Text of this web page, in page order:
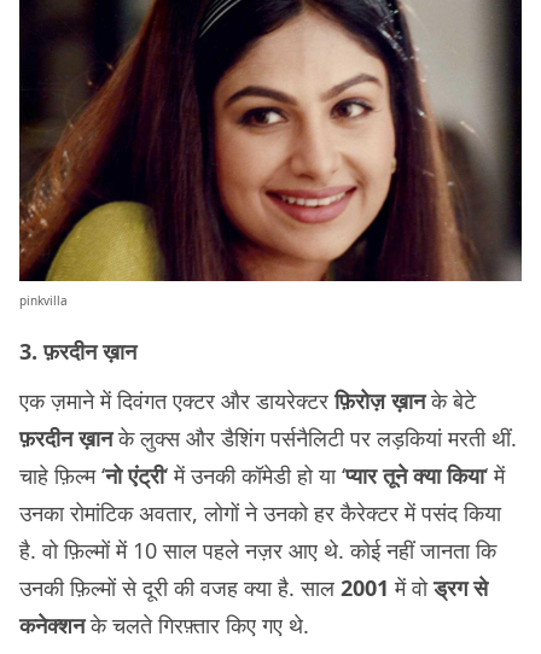
pinkvilla
3. फ़रदीन ख़ान
एक ज़माने में दिवंगत एक्टर और डायरेक्टरफ़िरोज़ ख़ानके बेटे
फ़रदीन ख़ानके लुक्स और डैशिंग पर्सनैलिटी पर लड़कियां मरती थीं.
चाहे फ़िल्म ‘नो एंट्री‘ में उनकी कॉमेडी हो या ‘प्यार तूने क्या किया‘ में
उनका रोमांटिक अवतार, लोगों ने उनको हर कैरेक्टर में पसंद किया
है. वो फ़िल्मों में 10 साल पहले नज़र आए थे. कोई नहीं जानता कि
उनकी फ़िल्मों से दूरी की वजह क्या है. साल 2001में वोड्रग से
कनेक्शनके चलते गिरफ़्तार किए गए थे.